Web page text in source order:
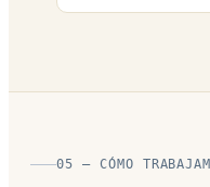
05 — CÓMO